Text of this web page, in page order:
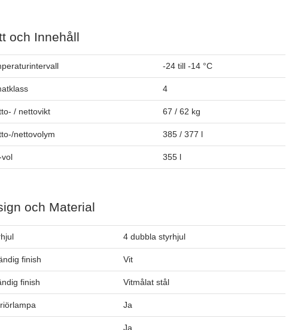
och Innehåll
-24 till -14 °C
4
/ nettovikt 67 / 62 kg
nettovolym 385 / 377 l
vol 355 l
och Material
4 dubbla styrhjul
finish Vit
finish Vitmålat stål
Ja
Ja